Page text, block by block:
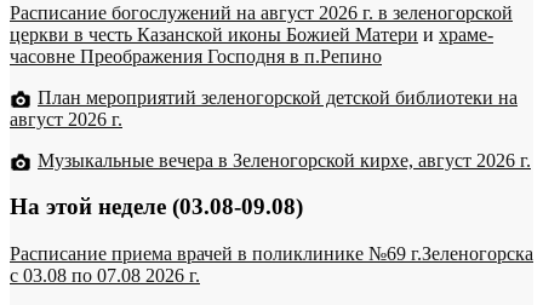
Расписание богослужений на август 2026 г. в зеленогорской
церкви в честь Казанской иконы Божией Матери и храме-
часовне Преображения Господня в п.Репино
План мероприятий зеленогорской детской библиотеки на
август 2026 г.
Музыкальные вечера в Зеленогорской кирхе, август 2026 г.
На этой неделе (03.08-09.08)
Расписание приема врачей в поликлинике №69 г.Зеленогорска
c 03.08 по 07.08 2026 г.